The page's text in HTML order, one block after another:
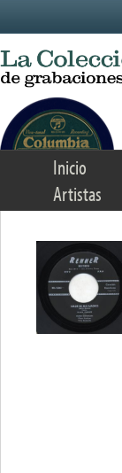
Inicio
Artistas